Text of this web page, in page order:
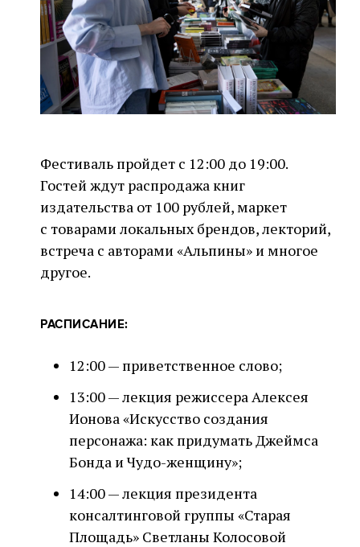
Фестиваль пройдет с 12:00 до 19:00.
Гостей ждут распродажа книг
издательства от 100 рублей, маркет
с товарами локальных брендов, лекторий,
встреча с авторами «Альпины» и многое
другое.
РАСПИСАНИЕ:
12:00 — приветственное слово;
13:00 — лекция режиссера Алексея
Ионова «Искусство создания
персонажа: как придумать Джеймса
Бонда и Чудо-женщину»;
14:00 — лекция президента
консалтинговой группы «Старая
Площадь» Светланы Колосовой